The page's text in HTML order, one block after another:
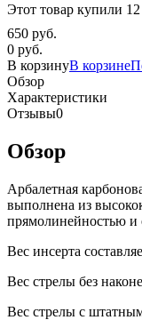
Этот товар купили
650 руб.
0 руб.
В корзинуВ корзине
Обзор
Характеристики
Отзывы0
Обзор
Арбалетная
выполнена из
прямолинейностью и
Вес инсерта
Вес стрелы без
Вес стрелы с